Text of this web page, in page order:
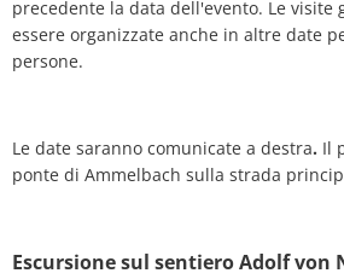
precedente la data dell'evento. Le visite
essere organizzate anche in altre date
persone.
Le date saranno comunicate a destra. Il
ponte di Ammelbach sulla strada
Escursione sul sentiero Adolf von